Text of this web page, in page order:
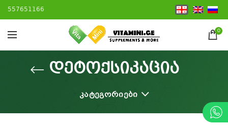
557651166
0
დეტოქსიკაცია
ᲙᲐᲢᲔᲒᲝᲠᲘᲔᲑᲘ